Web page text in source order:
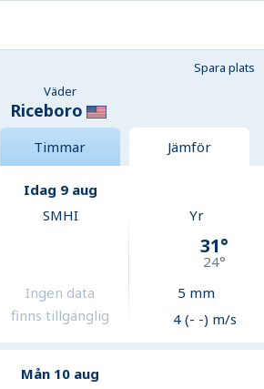
Spara plats
Väder
Riceboro
Timmar Jämför
Idag 9 aug
SMHI
Ingen data
finns tillgänglig
Yr
31°
24°
5 mm
4 (- -) m/s
Mån 10 aug